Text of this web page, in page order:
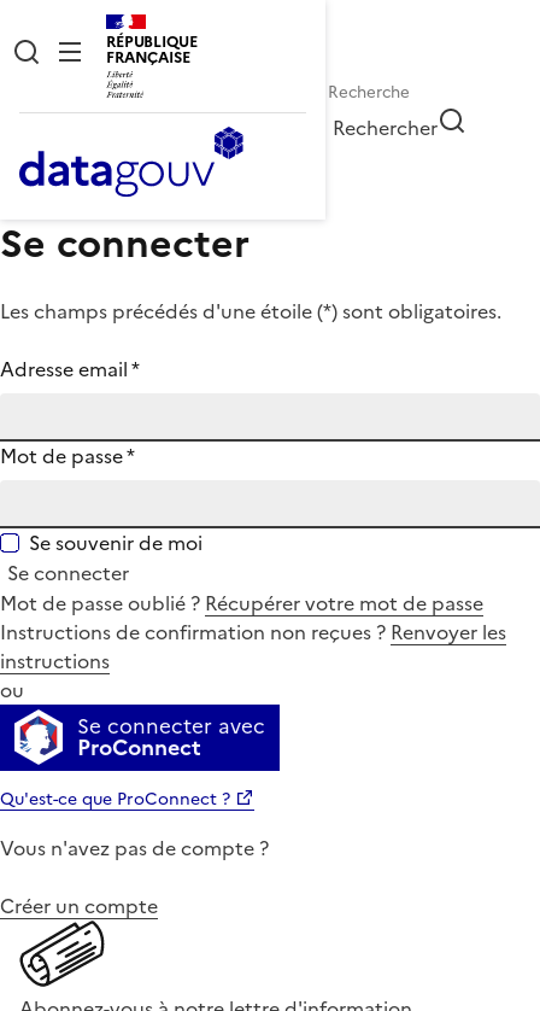
RÉPUBLIQUE
FRANÇAISE
Rechercher
Se connecter
Les champs précédés d'une étoile (*) sont obligatoires.
Adresse email*
Mot de passe*
Se souvenir de moi
Se connecter
Mot de passe oublié ? Récupérer votre mot de passe
Instructions de confirmation non reçues ? Renvoyer les
instructions
ou
Se connecter avec
ProConnect
Qu'est-ce que ProConnect ?
Vous n'avez pas de compte ?
Créer un compte